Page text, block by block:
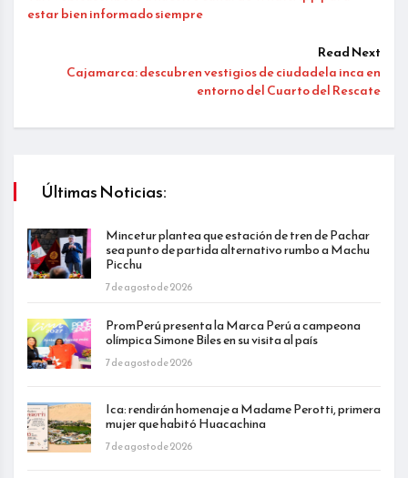
estar bien informado siempre
Read Next
Cajamarca: descubren vestigios de ciudadela inca en
entorno del Cuarto del Rescate
Últimas Noticias:
Mincetur plantea que estación de tren de Pachar
sea punto de partida alternativo rumbo a Machu
Picchu
7 de agosto de 2026
PromPerú presenta la Marca Perú a campeona
olímpica Simone Biles en su visita al país
7 de agosto de 2026
Ica: rendirán homenaje a Madame Perotti, primera
mujer que habitó Huacachina
7 de agosto de 2026